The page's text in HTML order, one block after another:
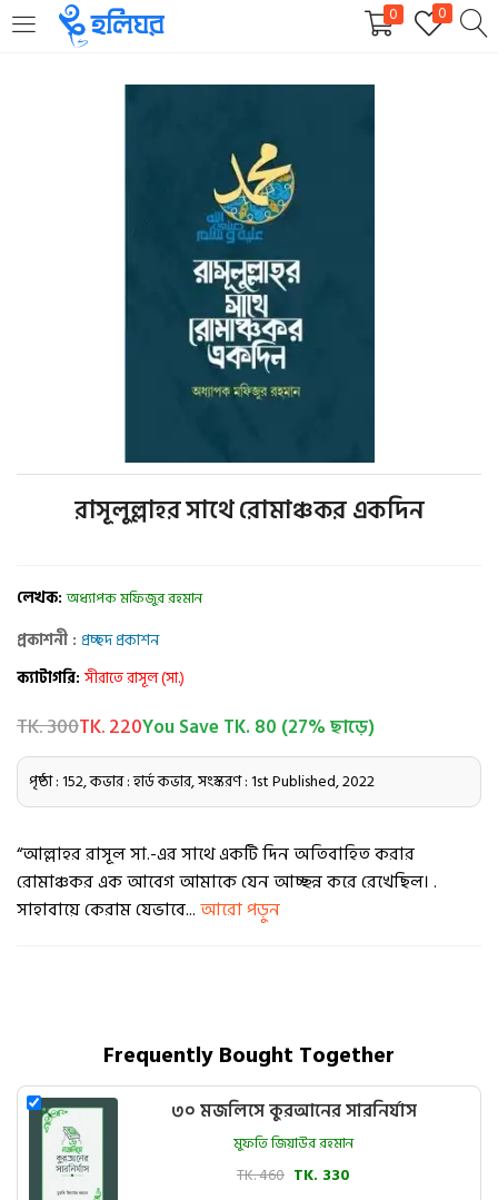
0 0
LOGIN REGISTER
Enter your username and password to login.
Login
রাসূলুল্লাহর সাথে রোমাঞ্চকর একদিন
লেখক:অধ্যাপক মফিজুর রহমান
প্রকাশনী : প্রচ্ছদ প্রকাশন
ক্যাটাগরি:সীরাতে রাসূল (সা.)
TK. 300TK. 220You Save TK. 80 (27% ছাড়ে)
পৃষ্ঠা : 152, কভার : হার্ড কভার, সংস্করণ : 1st Published, 2022
“আল্লাহর রাসূল সা.-এর সাথে একটি দিন অতিবাহিত করার
রোমাঞ্চকর এক আবেগ আমাকে যেন আচ্ছন্ন করে রেখেছিল। .
সাহাবায়ে কেরাম যেভাবে...আরো পড়ুন
Frequently Bought Together
৩০ মজলিসে কুরআনের সারনির্যাস
মুফতি জিয়াউর রহমান
TK. 460 TK. 330